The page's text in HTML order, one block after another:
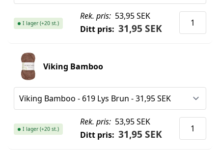
Rek. pris: 53,95 SEK
Ditt pris: 31,95 SEK
I lager (+20 st.)
Viking Bamboo
Rek. pris: 53,95 SEK
Ditt pris: 31,95 SEK
I lager (+20 st.)